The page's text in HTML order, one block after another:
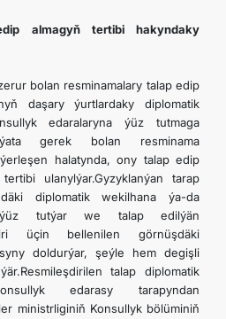
almagyň tertibi hakyndaky
bolan resminamalary talap edip
daşary ýurtlardaky diplomatik
edaralaryna ýüz tutmaga
gerek bolan resminama
halatynda, ony talap edip
ulanylýar.Gyzyklanýan tarap
diplomatik wekilhana ýa-da
ýüz tutýar we talap edilýän
üçin bellenilen görnüşdäki
doldurýar, şeýle hem degişli
talap diplomatik
edarasy tarapyndan
ministrliginiň Konsullyk bölüminiň